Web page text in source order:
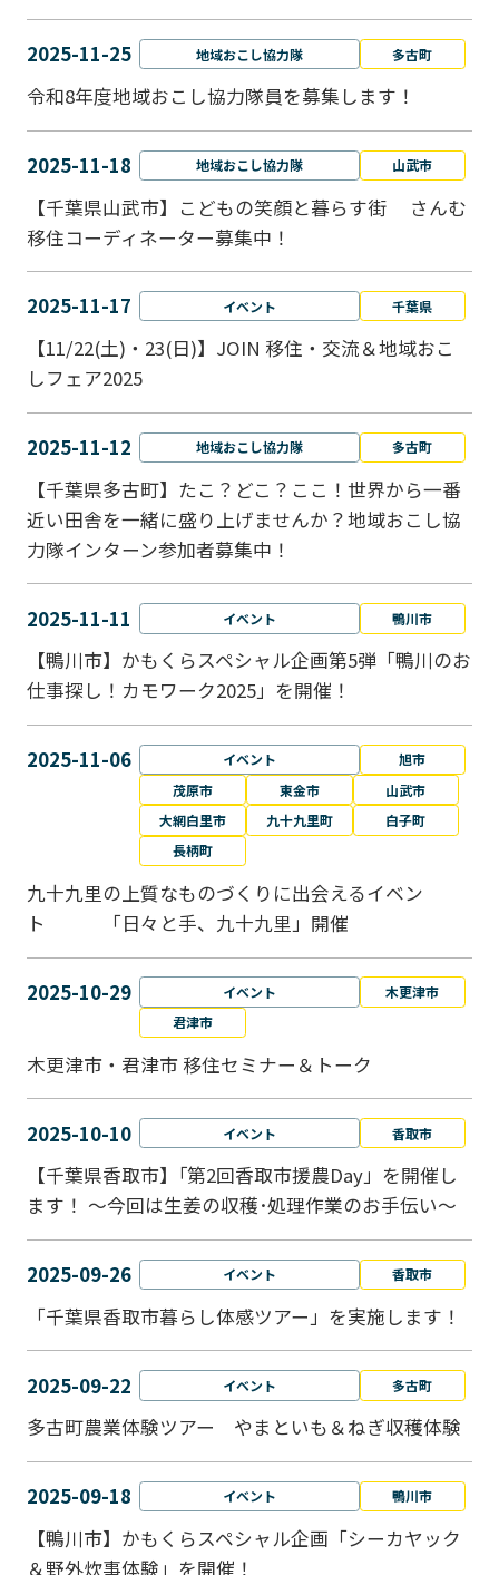
2025-11-25 地域おこし協力隊 多古町
令和8年度地域おこし協力隊員を募集します！
2025-11-18 地域おこし協力隊 山武市
【千葉県山武市】こどもの笑顔と暮らす街 さんむ
移住コーディネーター募集中！
2025-11-17 イベント 千葉県
【11/22(土)・23(日)】JOIN 移住・交流＆地域おこ
しフェア2025
2025-11-12 地域おこし協力隊 多古町
【千葉県多古町】たこ？どこ？ここ！世界から一番
近い田舎を一緒に盛り上げませんか？地域おこし協
力隊インターン参加者募集中！
2025-11-11 イベント 鴨川市
【鴨川市】かもくらスペシャル企画第5弾「鴨川のお
仕事探し！カモワーク2025」を開催！
2025-11-06 イベント
旭市
茂原市
東金市
山武市
大網白里市
九十九里町
白子町
長柄町
九十九里の上質なものづくりに出会えるイベン
ト 「日々と手、九十九里」開催
2025-10-29 イベント
木更津市
君津市
木更津市・君津市 移住セミナー＆トーク
2025-10-10 イベント 香取市
【千葉県香取市】｢第2回香取市援農Day」を開催し
ます！ ～今回は生姜の収穫･処理作業のお手伝い～
2025-09-26 イベント 香取市
「千葉県香取市暮らし体感ツアー」を実施します！
2025-09-22 イベント 多古町
多古町農業体験ツアー やまといも＆ねぎ収穫体験
2025-09-18 イベント 鴨川市
【鴨川市】かもくらスペシャル企画「シーカヤック
＆野外炊事体験」を開催！